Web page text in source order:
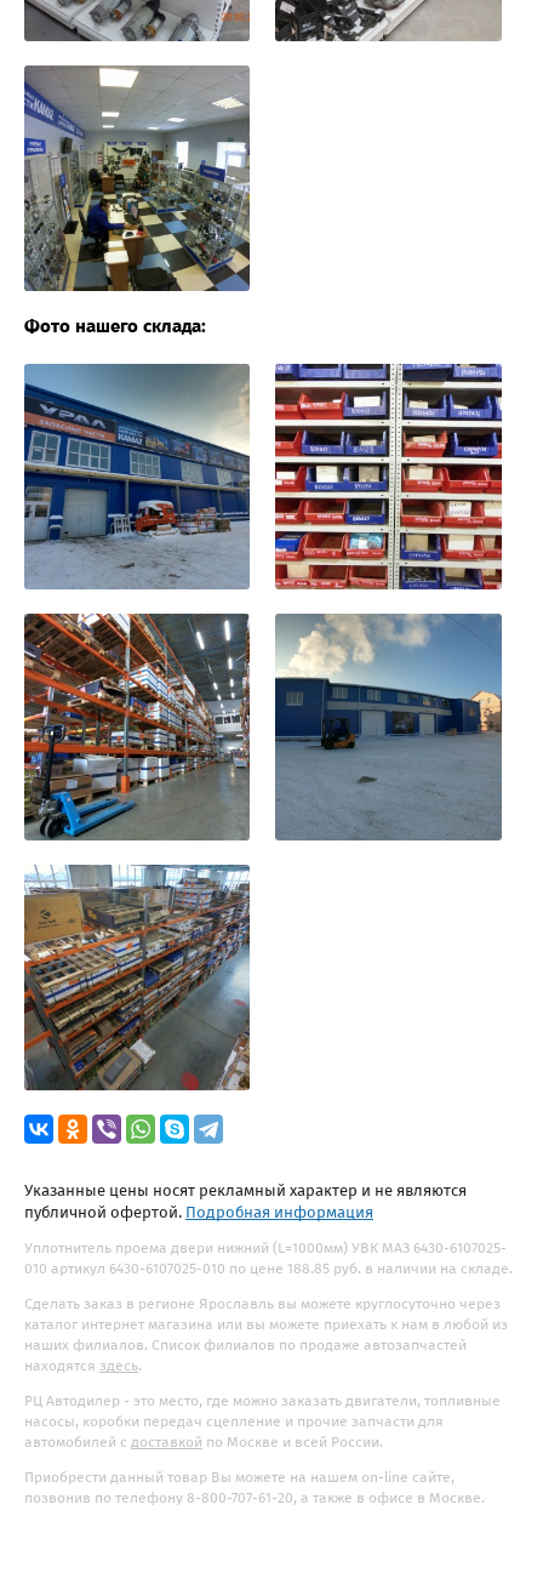
Фото нашего склада:
Указанные цены носят рекламный характер и не являются
публичной офертой. Подробная информация
Уплотнитель проема двери нижний (L=1000мм) УВК МАЗ 6430-6107025-
010 артикул 6430-6107025-010 по цене 188.85 руб. в наличии на складе.
Сделать заказ в регионе Ярославль вы можете круглосуточно через
каталог интернет магазина или вы можете приехать к нам в любой из
наших филиалов. Список филиалов по продаже автозапчастей
находятся здесь.
РЦ Автодилер - это место, где можно заказать двигатели, топливные
насосы, коробки передач сцепление и прочие запчасти для
автомобилей с доставкой по Москве и всей России.
Приобрести данный товар Вы можете на нашем on-line сайте,
позвонив по телефону 8-800-707-61-20, а также в офисе в Москве.